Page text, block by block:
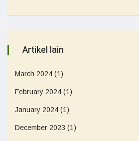
Artikel lain
March 2024 (1)
February 2024 (1)
January 2024 (1)
December 2023 (1)